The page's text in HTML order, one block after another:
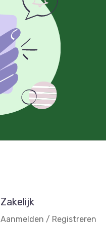
Zakelijk
Aanmelden / Registreren